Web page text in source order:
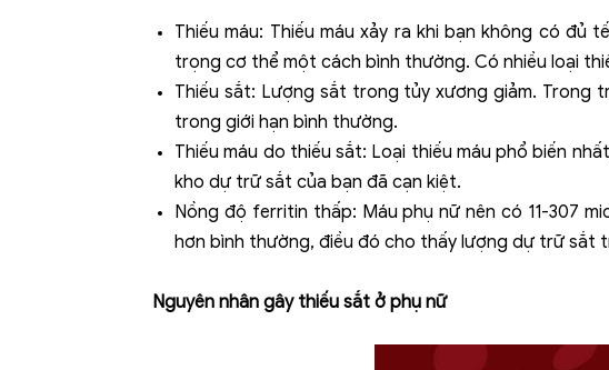
Thiếu máu: Thiếu máu xảy ra khi bạn không có
trọng cơ thể một cách bình thường. Có nhiều loại
Thiếu sắt: Lượng sắt trong tủy xương giảm. Trong
trong giới hạn bình thường.
Thiếu máu do thiếu sắt: Loại thiếu máu phổ biến
kho dự trữ sắt của bạn đã cạn kiệt.
Nồng độ ferritin thấp: Máu phụ nữ nên có 11-307
hơn bình thường, điều đó cho thấy lượng dự trữ sắt
Nguyên nhân gây thiếu sắt ở phụ nữ